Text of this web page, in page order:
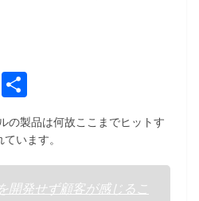
P
有
の製品は何故ここまでヒットす
います。
開発せず顧客が感じるこ